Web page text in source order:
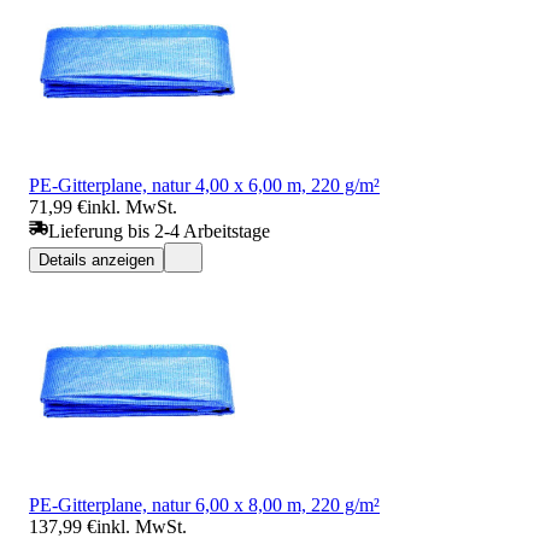
PE-Gitterplane, natur 4,00 x 6,00 m, 220 g/m²
71,99 €inkl. MwSt.
Lieferung bis 2-4 Arbeitstage
Details anzeigen
PE-Gitterplane, natur 6,00 x 8,00 m, 220 g/m²
137,99 €inkl. MwSt.